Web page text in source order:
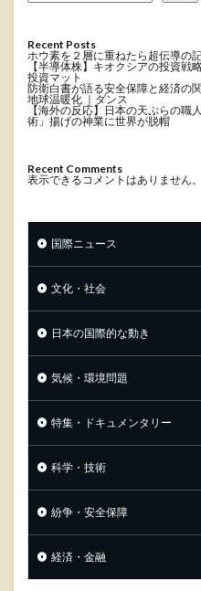
Recent Posts
ホウ素を２層に重ねたら超伝導の
【半導体株】キオクシアの投資
投資マット
防衛白書が語る安全保障と経済の
地球温暖化 ｜ダンス
【海外の反応】日本の天ぷらの
術」揚げの神業に世界が脱帽
Recent Comments
表示できるコメントはありません。
国際ニュース
文化・社会
日本の国際的な動き
気候・環境問題
特集・ドキュメンタリー
科学・技術
紛争・安全保障
経済・金融